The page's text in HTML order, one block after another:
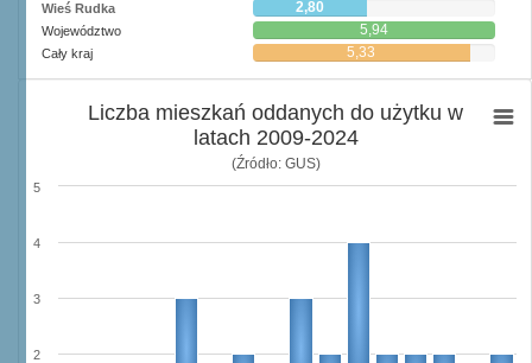
Wieś Rudka 2,80
Województwo 5,94
Cały kraj 5,33
Liczba mieszkań oddanych do użytku w
latach 2009-2024
(Źródło: GUS)
2
3
4
5